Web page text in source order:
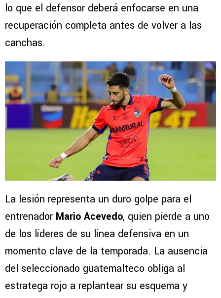
lo que el defensor deberá enfocarse en una
recuperación completa antes de volver a las
canchas.
La lesión representa un duro golpe para el
entrenador Mario Acevedo, quien pierde a uno
de los líderes de su línea defensiva en un
momento clave de la temporada. La ausencia
del seleccionado guatemalteco obliga al
estratega rojo a replantear su esquema y